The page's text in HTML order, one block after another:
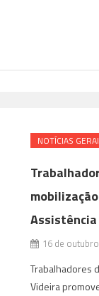
NOTÍ­CIAS
Assistência
16 de
Trabalhadores
Videira